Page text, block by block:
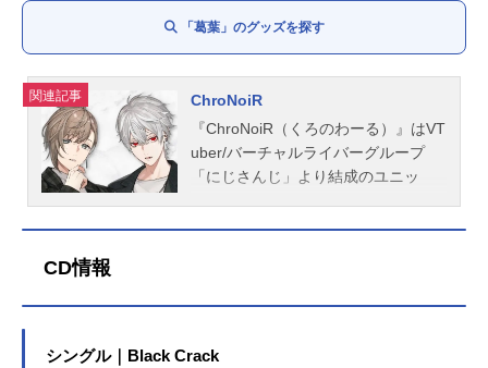
「葛葉」のグッズを探す
関連記事
ChroNoiR
『ChroNoiR（くろのわーる）』はVT
uber/バーチャルライバーグループ
「にじさんじ」より結成のユニッ
CD情報
シングル｜Black Crack